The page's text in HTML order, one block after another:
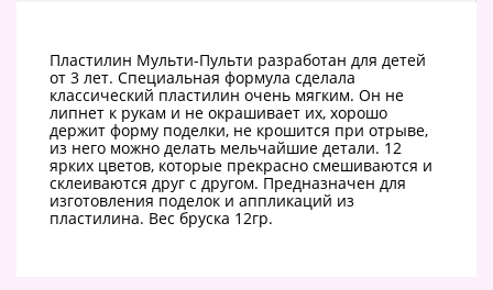
Пластилин Мульти-Пульти разработан для детей
от 3 лет. Специальная формула сделала
классический пластилин очень мягким. Он не
липнет к рукам и не окрашивает их, хорошо
держит форму поделки, не крошится при отрыве,
из него можно делать мельчайшие детали. 12
ярких цветов, которые прекрасно смешиваются и
склеиваются друг с другом. Предназначен для
изготовления поделок и аппликаций из
пластилина. Вес бруска 12гр.